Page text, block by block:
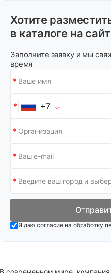
Хотите
в каталоге на
Заполните заявку и мы
время
+7
Я даю согласие на обработку
В современном мире,